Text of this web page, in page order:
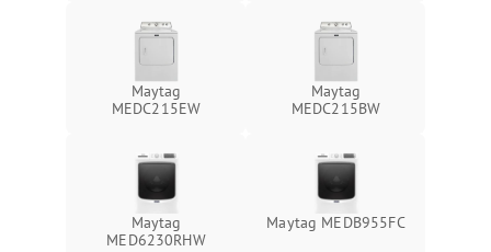
Maytag
MEDC215EW
Maytag
MEDC215BW
Maytag
MED6230RHW
Maytag MEDB955FC